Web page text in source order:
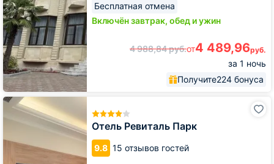
Бесплатная отмена
Включён завтрак, обед и ужин
4 988,84руб.от4 489,96руб.
за 1 ночь
Получите224 бонуса
Отель Ревиталь Парк
9.8 15 отзывов гостей
Отель
Ревиталь